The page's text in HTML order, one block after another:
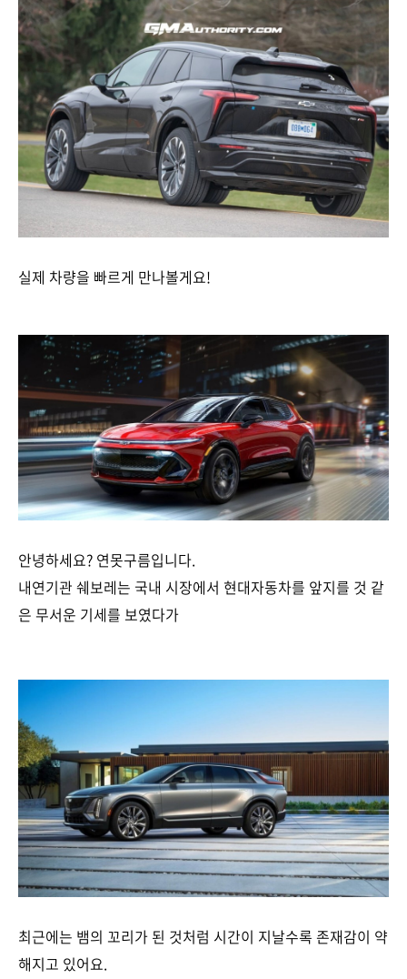
실제 차량을 빠르게 만나볼게요!
안녕하세요? 연못구름입니다.
내연기관 쉐보레는 국내 시장에서 현대자동차를 앞지를 것 같
은 무서운 기세를 보였다가
최근에는 뱀의 꼬리가 된 것처럼 시간이 지날수록 존재감이 약
해지고 있어요.